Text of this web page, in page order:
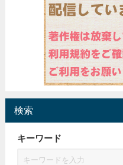
検索
キーワード